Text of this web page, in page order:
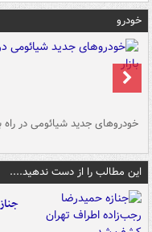
خودرو
خودروهای جدید شیائومی در راه
این مطالب را از دست ندهید....